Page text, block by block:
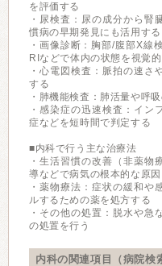
を評価する
・尿検査：尿の成分から腎
慣病の早期発見にも活用する
・画像診断：胸部/腹部X線
RIなどで体内の状態を視覚
・心電図検査：脈拍の速さ
する
・肺機能検査：肺活量や呼
・感染症の迅速検査：イン
症などを短時間で判定する
■内科で行う主な治療法
・生活習慣の改善（非薬物
導などで病気の根本的な原
・薬物療法：症状の緩和や
ルするための薬を処方する
・その他の処置：脱水や急
の処置を行う
内科の関連項目（病院検